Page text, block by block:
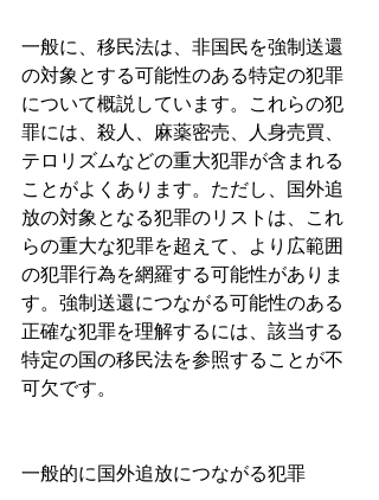
一般に、移民法は、非国民を強制送還
の対象とする可能性のある特定の犯罪
について概説しています。これらの犯
罪には、殺人、麻薬密売、人身売買、
テロリズムなどの重大犯罪が含まれる
ことがよくあります。ただし、国外追
放の対象となる犯罪のリストは、これ
らの重大な犯罪を超えて、より広範囲
の犯罪行為を網羅する可能性がありま
す。強制送還につながる可能性のある
正確な犯罪を理解するには、該当する
特定の国の移民法を参照することが不
可欠です。
一般的に国外追放につながる犯罪